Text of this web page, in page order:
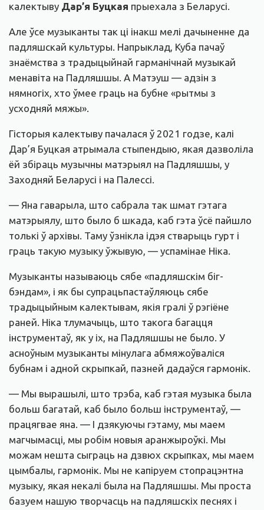
калектыву Дар’я Буцкая прыехала з Беларусі.
Але ўсе музыканты так ці інакш мелі дачыненне да
падляшскай культуры. Напрыклад, Куба пачаў
знаёмства з традыцыйнай гарманічнай музыкай
менавіта на Падляшшы. А Матэуш — адзін з
нямногіх, хто ўмее граць на бубне «рытмы з
усходняй мяжы».
Гісторыя калектыву пачалася ў 2021 годзе, калі
Дар’я Буцкая атрымала стыпендыю, якая дазволіла
ёй збіраць музычны матэрыял на Падляшшы, у
Заходняй Беларусі і на Палессі.
— Яна гаварыла, што сабрала так шмат гэтага
матэрыялу, што было б шкада, каб гэта ўсё пайшло
толькі ў архівы. Таму ўзнікла ідэя стварыць гурт і
граць такую музыку ўжывую, — успамінае Ніка.
Музыканты называюць сябе «падляшскім біг-
бэндам», і як бы супрацьпастаўляюць сябе
традыцыйным калектывам, якія гралі ў рэгіёне
раней. Ніка тлумачыць, што такога багацця
інструментаў, як у іх, на Падляшшы не было. У
асноўным музыканты мінулага абмяжоўваліся
бубнам і адной скрыпкай, пазней дадаўся гармонік.
— Мы вырашылі, што трэба, каб гэтая музыка была
больш багатай, каб было больш інструментаў, —
працягвае яна. — І дзякуючы гэтаму, мы маем
магчымасці, мы робім новыя аранжыроўкі. Мы
можам нешта сыграць на дзвюх скрыпках, мы маем
цымбалы, гармонік. Мы не капіруем стопрацэнтна
музыку, якая некалі была на Падляшшы. Мы проста
базуем нашую творчасць на падляшскіх песнях і